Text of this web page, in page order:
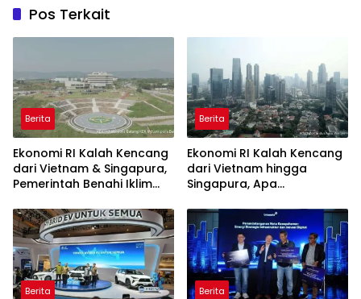
Pos Terkait
Berita
Ekonomi RI Kalah Kencang
dari Vietnam & Singapura,
Pemerintah Benahi Iklim
Berita
Ekonomi RI Kalah Kencang
dari Vietnam hingga
Singapura, Apa
Berita Berita